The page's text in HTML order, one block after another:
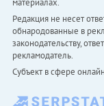
Редакция не несет
обнародованные в
законодательству,
рекламодатель.
Субъект в сфере